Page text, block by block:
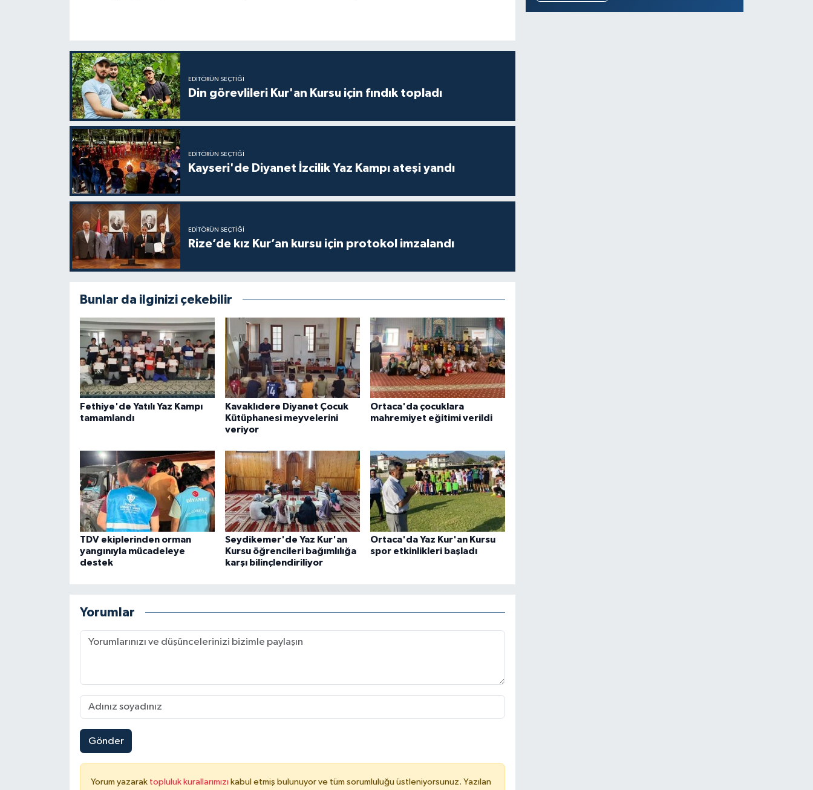
EDITÖRÜN SEÇTIĞI
Din görevlileri Kur'an Kursu için fındık topladı
EDITÖRÜN SEÇTIĞI
Kayseri'de Diyanet İzcilik Yaz Kampı ateşi yandı
EDITÖRÜN SEÇTIĞI
Rize’de kız Kur’an kursu için protokol imzalandı
Bunlar da ilginizi çekebilir
Fethiye'de Yatılı Yaz Kampı
tamamlandı
Kavaklıdere Diyanet Çocuk
Kütüphanesi meyvelerini
veriyor
Ortaca'da çocuklara
mahremiyet eğitimi verildi
TDV ekiplerinden orman
yangınıyla mücadeleye
destek
Seydikemer'de Yaz Kur'an
Kursu öğrencileri bağımlılığa
karşı bilinçlendiriliyor
Ortaca'da Yaz Kur'an Kursu
spor etkinlikleri başladı
Yorumlar
Gönder
Yorum yazarak topluluk kurallarımızı kabul etmiş bulunuyor ve tüm sorumluluğu üstleniyorsunuz. Yazılan
Hatay Müftülüğü
Iğdır Müftülüğü
Isparta Müftülüğü
İstanbul Müftülüğü
İzmir Müftülüğü
Kahramanmaraş Müftülüğü
Karabük Müftülüğü
Karaman Müftülüğü
Kars Müftülüğü
Kastamonu Müftülüğü
Kayseri Müftülüğü
Kilis Müftülüğü
Kırıkkale Müftülüğü
Kırklareli Müftülüğü
Kırşehir Müftülüğü
Kocaeli Müftülüğü
Konya Müftülüğü
Manisa Müftülüğü
Mersin Müftülüğü
Muğla Müftülüğü